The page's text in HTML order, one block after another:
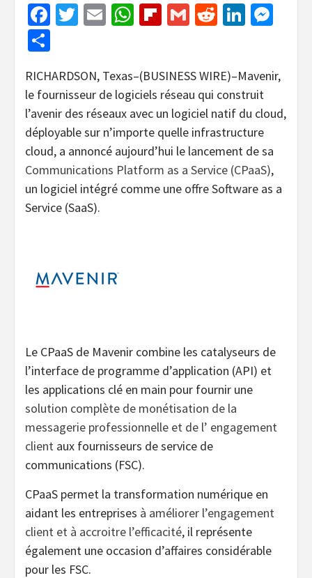
Facebook
Twitter
EmailWhatsApp
Flipboard
GmailReddit
RICHARDSON, Texas–(BUSINESS WIRE)–Mavenir,
le fournisseur de logiciels réseau qui construit
l’avenir des réseaux avec un logiciel natif du cloud,
déployable sur n’importe quelle infrastructure
cloud, a annoncé aujourd’hui le lancement de sa
Communications Platform as a Service (CPaaS),
un logiciel intégré comme une offre Software as a
Service (SaaS).
Le CPaaS de Mavenir combine les catalyseurs de
l’interface de programme d’application (API) et
les applications clé en main pour fournir une
solution complète de monétisation de la
messagerie professionnelle et de l’ engagement
client aux fournisseurs de service de
communications (FSC).
CPaaS permet la transformation numérique en
aidant les entreprises à améliorer l’engagement
client et à accroitre l’efficacité, il représente
également une occasion d’affaires considérable
pour les FSC.